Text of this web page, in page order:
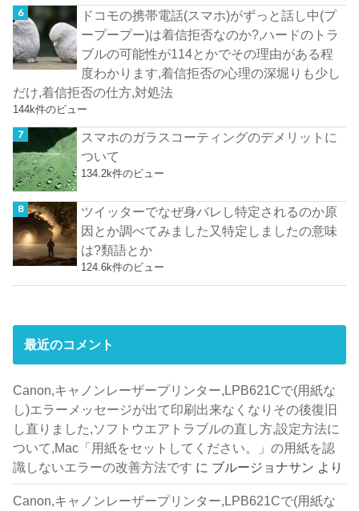
ドコモの携帯電話(スマホ)がずっと話し中(プ
ープープー)は着信拒否なのか?,ハードのトラ
ブルの可能性が114とかでその理由がある程
度わかります,着信拒否の心理の深堀りも少し
だけ,着信拒否の仕方,対処法
144k件のビュー
スマホのガラスコーティングのデメリットに
ついて
134.2k件のビュー
ツイッターでなぜ身バレし特定されるのか原
因とか調べてみました又特定しましたの意味
は?類語とか
124.6k件のビュー
最近のコメント
Canon,キャノンレーザープリンター,LPB621Cで(用紙な
し)エラーメッセージが出て印刷出来なくなりその後復旧
し直りました,ソフトウエアトラブルの直し方,設定方法に
ついて,Mac「用紙をセットしてください。」の用紙を認
識しないエラーの改善方法です に ブルージョナサン より
Canon,キャノンレーザープリンター,LPB621Cで(用紙な